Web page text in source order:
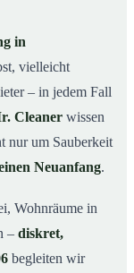
Wohnung
Reinigung in
in
vielleicht
– in jedem Fall
Cleaner wissen
nur um Sauberkeit
Neuanfang.
Wohnräume in
– diskret,
begleiten wir